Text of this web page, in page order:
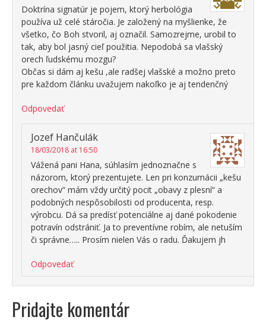
Doktrína signatúr je pojem, ktorý herbológia
používa už celé stáročia. Je založený na myšlienke, že
všetko, čo Boh stvoril, aj označil. Samozrejme, urobil to
tak, aby bol jasný cieľ použitia. Nepodobá sa vlašský
orech ľudskému mozgu?
Občas si dám aj kešu ,ale radšej vlašské a možno preto
pre každom článku uvažujem nakoľko je aj tendenčný
Odpovedať
Jozef Hančulák
18/03/2018 at 16:50
Vážená pani Hana, súhlasím jednoznačne s
názorom, ktorý prezentujete. Len pri konzumácii „kešu
orechov“ mám vždy určitý pocit „obavy z plesní“ a
podobných nespôsobilosti od producenta, resp.
výrobcu. Dá sa predísť potenciálne aj dané pokodenie
potravín odstrániť. Ja to preventívne robím, ale netuším
či správne….. Prosím nielen Vás o radu. Ďakujem jh
Odpovedať
Pridajte komentár